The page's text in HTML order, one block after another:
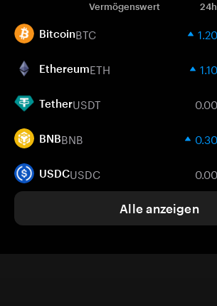
Vermögenswert
BitcoinBTC
EthereumETH
TetherUSDT
BNBBNB
USDCUSDC
Alle anzeigen